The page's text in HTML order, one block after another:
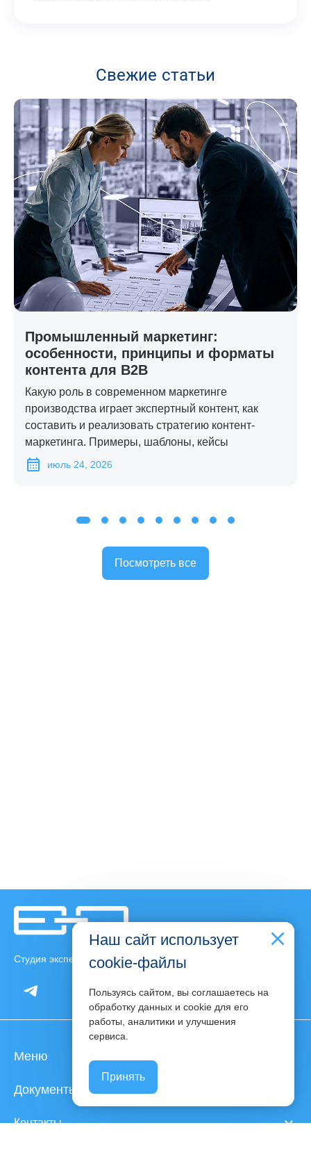
Свежие статьи
Промышленный маркетинг:
особенности, принципы и форматы
контента для B2B
Какую роль в современном маркетинге
производства играет экспертный контент, как
составить и реализовать стратегию контент-
маркетинга. Примеры, шаблоны, кейсы
июль 24, 2026
Посмотреть все
Студия экспертного контента Светланы Ковалевой
Меню
Документы
Контакты
Наш сайт использует
cookie-файлы
Пользуясь сайтом, вы соглашаетесь на
обработку данных и cookie для его
работы, аналитики и улучшения
сервиса.
Принять